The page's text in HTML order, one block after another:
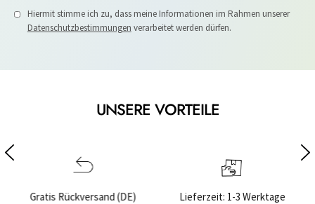
Hiermit stimme ich zu, dass meine Informationen im Rahmen unserer
Datenschutzbestimmungen verarbeitet werden dürfen.
UNSERE VORTEILE
(DE) Lieferzeit: 1-3 Werktage Sichere